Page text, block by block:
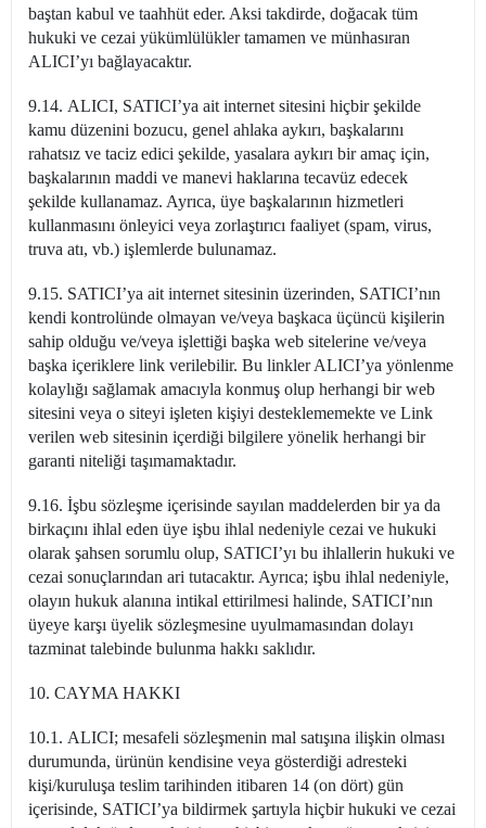
baştan kabul ve taahhüt eder. Aksi takdirde, doğacak tüm
hukuki ve cezai yükümlülükler tamamen ve münhasıran
ALICI’yı bağlayacaktır.
9.14. ALICI, SATICI’ya ait internet sitesini hiçbir şekilde
kamu düzenini bozucu, genel ahlaka aykırı, başkalarını
rahatsız ve taciz edici şekilde, yasalara aykırı bir amaç için,
başkalarının maddi ve manevi haklarına tecavüz edecek
şekilde kullanamaz. Ayrıca, üye başkalarının hizmetleri
kullanmasını önleyici veya zorlaştırıcı faaliyet (spam, virus,
truva atı, vb.) işlemlerde bulunamaz.
9.15. SATICI’ya ait internet sitesinin üzerinden, SATICI’nın
kendi kontrolünde olmayan ve/veya başkaca üçüncü kişilerin
sahip olduğu ve/veya işlettiği başka web sitelerine ve/veya
başka içeriklere link verilebilir. Bu linkler ALICI’ya yönlenme
kolaylığı sağlamak amacıyla konmuş olup herhangi bir web
sitesini veya o siteyi işleten kişiyi desteklememekte ve Link
verilen web sitesinin içerdiği bilgilere yönelik herhangi bir
garanti niteliği taşımamaktadır.
9.16. İşbu sözleşme içerisinde sayılan maddelerden bir ya da
birkaçını ihlal eden üye işbu ihlal nedeniyle cezai ve hukuki
olarak şahsen sorumlu olup, SATICI’yı bu ihlallerin hukuki ve
cezai sonuçlarından ari tutacaktır. Ayrıca; işbu ihlal nedeniyle,
olayın hukuk alanına intikal ettirilmesi halinde, SATICI’nın
üyeye karşı üyelik sözleşmesine uyulmamasından dolayı
tazminat talebinde bulunma hakkı saklıdır.
10. CAYMA HAKKI
10.1. ALICI; mesafeli sözleşmenin mal satışına ilişkin olması
durumunda, ürünün kendisine veya gösterdiği adresteki
kişi/kuruluşa teslim tarihinden itibaren 14 (on dört) gün
içerisinde, SATICI’ya bildirmek şartıyla hiçbir hukuki ve cezai